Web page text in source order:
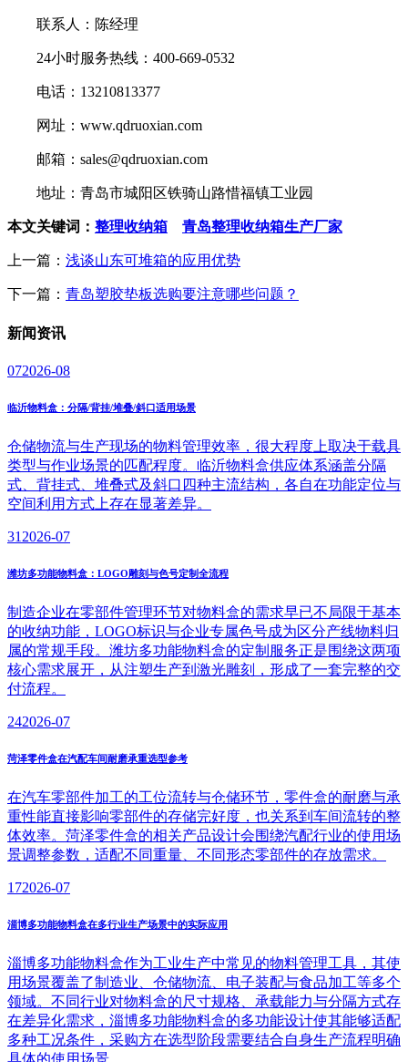
联系人：陈经理
24小时服务热线：400-669-0532
电话：13210813377
网址：www.qdruoxian.com
邮箱：sales@qdruoxian.com
地址：青岛市城阳区铁骑山路惜福镇工业园
本文关键词： 整理收纳箱 青岛整理收纳箱生产厂家
上一篇： 浅谈山东可堆箱的应用优势
下一篇： 青岛塑胶垫板选购要注意哪些问题？
新闻资讯
072026-08
临沂物料盒：分隔/背挂/堆叠/斜口适用场景
仓储物流与生产现场的物料管理效率，很大程度上取决于载具
类型与作业场景的匹配程度。临沂物料盒供应体系涵盖分隔
式、背挂式、堆叠式及斜口四种主流结构，各自在功能定位与
空间利用方式上存在显著差异。
31 2026-07
潍坊多功能物料盒：LOGO雕刻与色号定制全流程
制造企业在零部件管理环节对物料盒的需求早已不局限于基本
的收纳功能，LOGO标识与企业专属色号成为区分产线物料归
属的常规手段。潍坊多功能物料盒的定制服务正是围绕这两项
核心需求展开，从注塑生产到激光雕刻，形成了一套完整的交
付流程。
242026-07
菏泽零件盒在汽配车间耐磨承重选型参考
在汽车零部件加工的工位流转与仓储环节，零件盒的耐磨与承
重性能直接影响零部件的存储完好度，也关系到车间流转的整
体效率。菏泽零件盒的相关产品设计会围绕汽配行业的使用场
景调整参数，适配不同重量、不同形态零部件的存放需求。
172026-07
淄博多功能物料盒在多行业生产场景中的实际应用
淄博多功能物料盒作为工业生产中常见的物料管理工具，其使
用场景覆盖了制造业、仓储物流、电子装配与食品加工等多个
领域。不同行业对物料盒的尺寸规格、承载能力与分隔方式存
在差异化需求，淄博多功能物料盒的多功能设计使其能够适配
多种工况条件，采购方在选型阶段需要结合自身生产流程明确
具体的使用场景。